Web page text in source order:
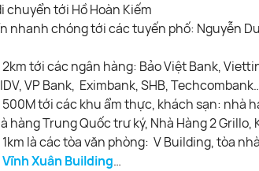
chuyển tới Hồ Hoàn Kiếm
nhanh chóng tới các tuyến phố: Nguyễn
tới các ngân hàng: Bảo Việt Bank,
VP Bank, Eximbank, SHB,
tới các khu ẩm thực, khách sạn: nhà
hàng Trung Quốc trư ký, Nhà Hàng 2 Grillo,
là các tòa văn phòng: V Building, tòa
Vĩnh Xuân Building…